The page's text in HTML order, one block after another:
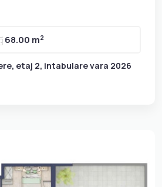
68.00 m2
etaj 2, intabulare vara 2026